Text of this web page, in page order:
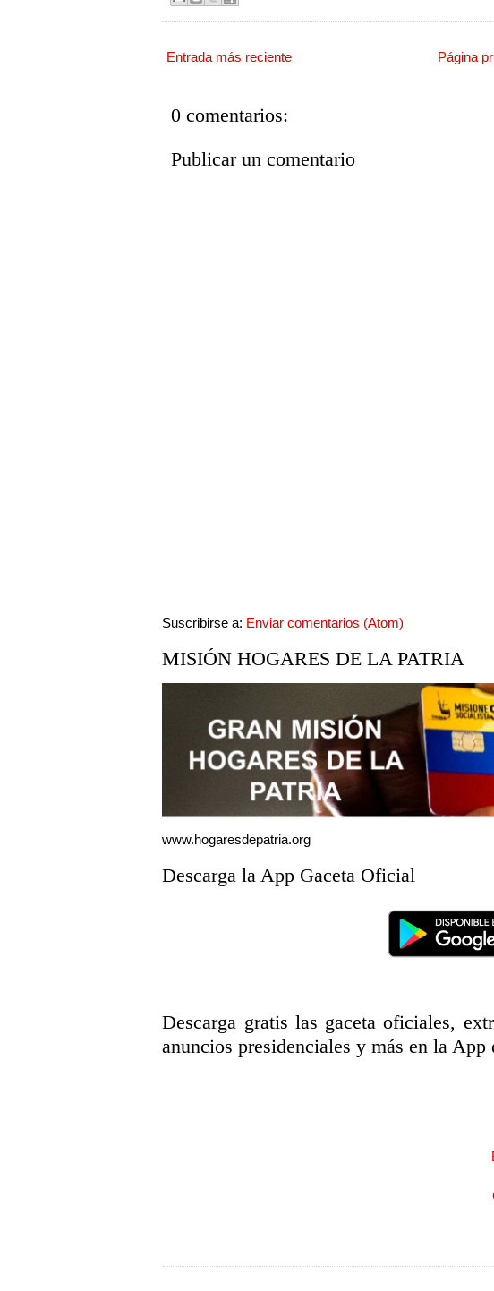
Entrada más reciente Página
0 comentarios:
Publicar un comentario
Suscribirse a: Enviar comentarios (Atom)
MISIÓN HOGARES DE LA PATRIA
www.hogaresdepatria.org
Descarga la App Gaceta Oficial
Descarga gratis las gaceta oficiales,
anuncios presidenciales y más en la